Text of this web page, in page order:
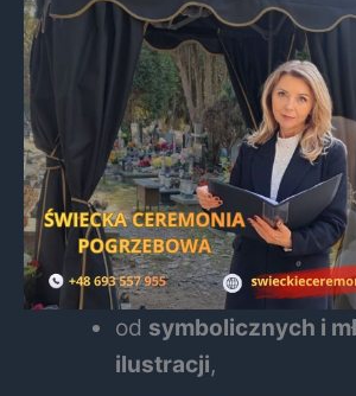
od symbolicznych i
ilustracji,